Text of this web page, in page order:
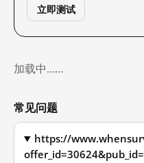
立即测试
加载中……
常见问题
https://